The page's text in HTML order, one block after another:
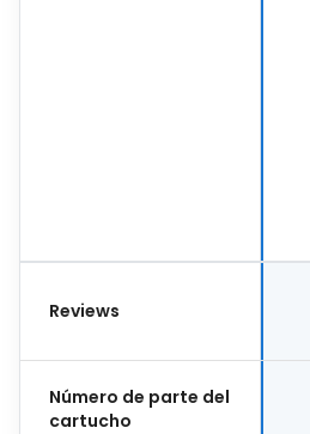
Reviews
Número de parte del
cartucho